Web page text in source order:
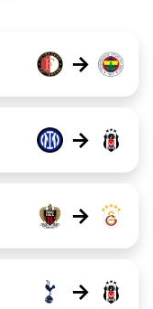
→
→
→
→